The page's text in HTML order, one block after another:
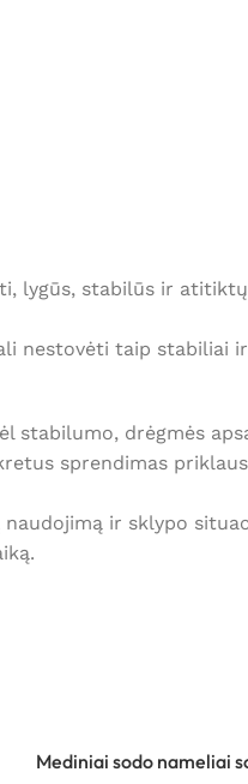
lygūs, stabilūs ir
nestovėti taip stabiliai
stabilumo, drėgmės
sprendimas
ir sklypo
Mediniai sodo nameliai